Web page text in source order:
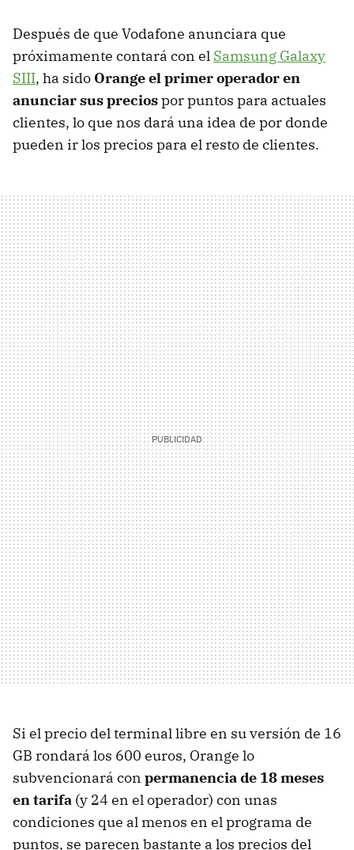
Después de que Vodafone anunciara que
próximamente contará con el Samsung Galaxy
SIII, ha sido Orange el primer operador en
anunciar sus preciospor puntos para actuales
clientes, lo que nos dará una idea de por donde
pueden ir los precios para el resto de clientes.
Si el precio del terminal libre en su versión de 16
GB rondará los 600 euros, Orange lo
subvencionará con permanencia de 18 meses
en tarifa (y 24 en el operador) con unas
condiciones que al menos en el programa de
puntos, se parecen bastante a los precios del